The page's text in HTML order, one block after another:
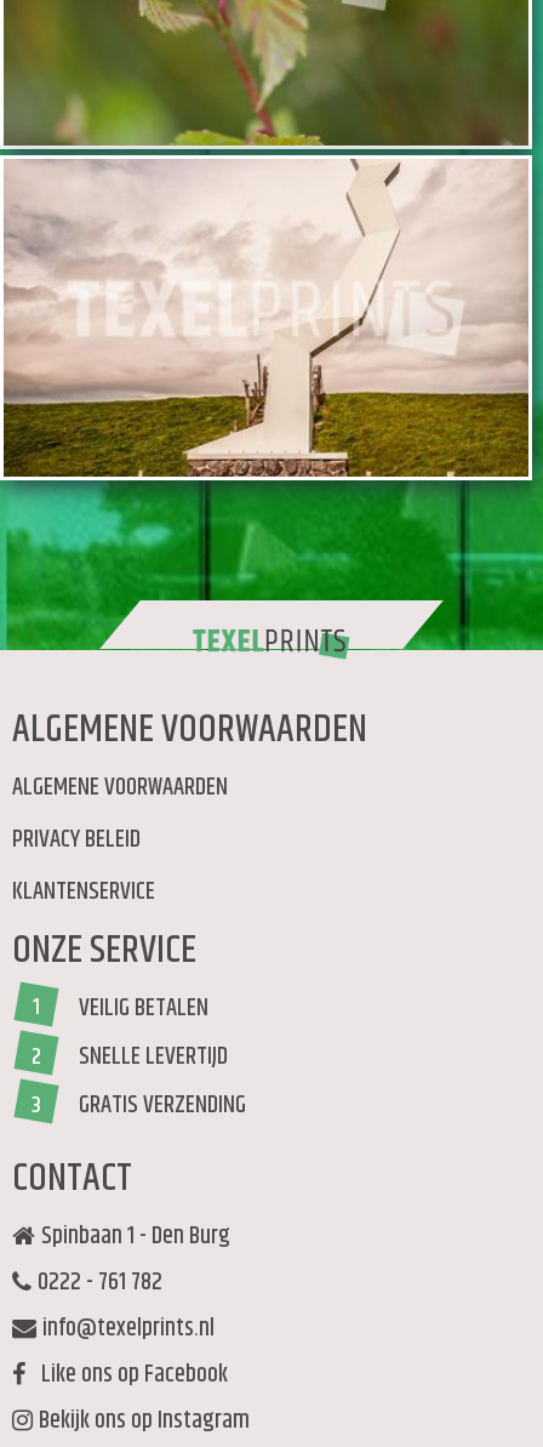
TOEVOEGEN
TOEVOEGEN
ALGEMENE VOORWAARDEN
ALGEMENE VOORWAARDEN
PRIVACY BELEID
KLANTENSERVICE
ONZE SERVICE
1 VEILIG BETALEN
2 SNELLE LEVERTIJD
3 GRATIS VERZENDING
CONTACT
Spinbaan 1 - Den Burg
0222 - 761 782
info@texelprints.nl
Like ons op Facebook
Bekijk ons op Instagram